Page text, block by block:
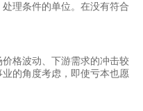
理条件的单位。在没有符合
格波动、下游需求的冲击较
的角度考虑，即使亏本也愿